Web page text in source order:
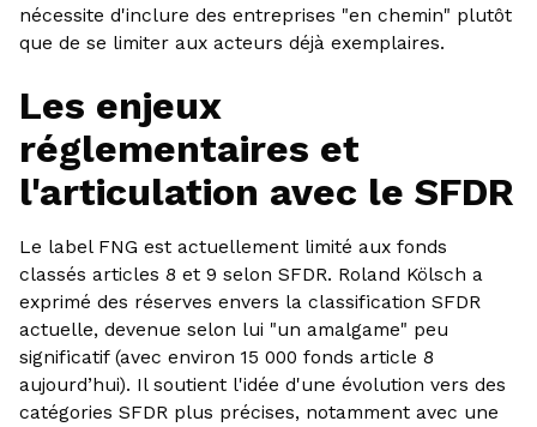
nécessite d'inclure des entreprises "en chemin" plutôt
que de se limiter aux acteurs déjà exemplaires.
Les enjeux
réglementaires et
l'articulation avec le SFDR
Le label FNG est actuellement limité aux fonds
classés articles 8 et 9 selon SFDR. Roland Kölsch a
exprimé des réserves envers la classification SFDR
actuelle, devenue selon lui "un amalgame" peu
significatif (avec environ 15 000 fonds article 8
aujourd’hui). Il soutient l'idée d'une évolution vers des
catégories SFDR plus précises, notamment avec une